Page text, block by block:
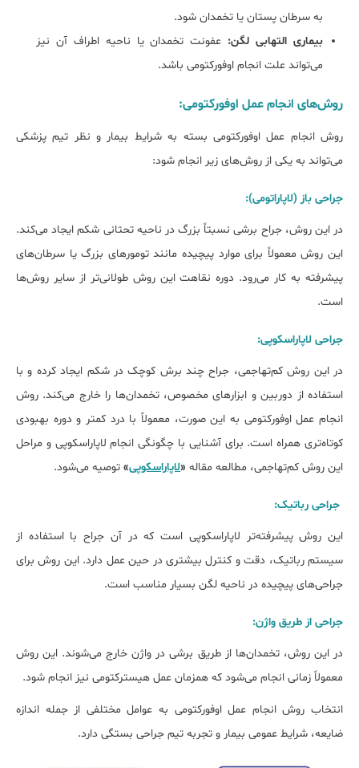
به سرطان پستان یا تخمدان شود.
بیماری التهابی لگن: عفونت تخمدان یا ناحیه اطراف آن نیز
می‌تواند علت انجام اوفورکتومی باشد.
روش‌های انجام عمل اوفورکتومی:
روش انجام عمل اوفورکتومی بسته به شرایط بیمار و نظر تیم پزشکی
می‌تواند به یکی از روش‌های زیر انجام شود:
جراحی باز (لاپاراتومی):
در این روش، جراح برشی نسبتاً بزرگ در ناحیه تحتانی شکم ایجاد می‌کند.
این روش معمولاً برای موارد پیچیده مانند تومورهای بزرگ یا سرطان‌های
پیشرفته به کار می‌رود. دوره نقاهت این روش طولانی‌تر از سایر روش‌ها
است.
جراحی لاپاراسکوپی:
در این روش کم‌تهاجمی، جراح چند برش کوچک در شکم ایجاد کرده و با
استفاده از دوربین و ابزارهای مخصوص، تخمدان‌ها را خارج می‌کند. روش
انجام عمل اوفورکتومی به این صورت، معمولاً با درد کمتر و دوره بهبودی
کوتاه‌تری همراه است. برای آشنایی با چگونگی انجام لاپاراسکوپی و مراحل
این روش کم‌تهاجمی، مطالعه مقاله «لاپاراسکوپی» توصیه می‌شود.
جراحی رباتیک:
این روش پیشرفته‌تر لاپاراسکوپی است که در آن جراح با استفاده از
سیستم رباتیک، دقت و کنترل بیشتری در حین عمل دارد. این روش برای
جراحی‌های پیچیده در ناحیه لگن بسیار مناسب است.
جراحی از طریق واژن:
در این روش، تخمدان‌ها از طریق برشی در واژن خارج می‌شوند. این روش
معمولاً زمانی انجام می‌شود که همزمان عمل هیسترکتومی نیز انجام شود.
انتخاب روش انجام عمل اوفورکتومی به عوامل مختلفی از جمله اندازه
ضایعه، شرایط عمومی بیمار و تجربه تیم جراحی بستگی دارد.